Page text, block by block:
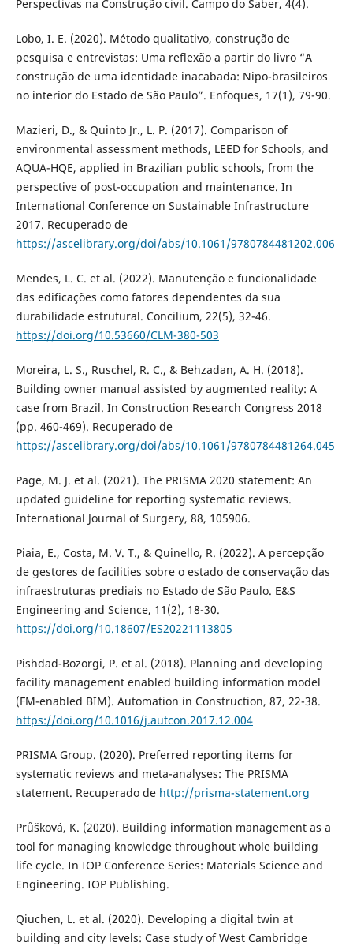
Perspectivas na Construção civil. Campo do Saber, 4(4).
Lobo, I. E. (2020). Método qualitativo, construção de
pesquisa e entrevistas: Uma reflexão a partir do livro “A
construção de uma identidade inacabada: Nipo-brasileiros
no interior do Estado de São Paulo”. Enfoques, 17(1), 79-90.
Mazieri, D., & Quinto Jr., L. P. (2017). Comparison of
environmental assessment methods, LEED for Schools, and
AQUA-HQE, applied in Brazilian public schools, from the
perspective of post-occupation and maintenance. In
International Conference on Sustainable Infrastructure
2017. Recuperado de
https://ascelibrary.org/doi/abs/10.1061/9780784481202.006
Mendes, L. C. et al. (2022). Manutenção e funcionalidade
das edificações como fatores dependentes da sua
durabilidade estrutural. Concilium, 22(5), 32-46.
https://doi.org/10.53660/CLM-380-503
Moreira, L. S., Ruschel, R. C., & Behzadan, A. H. (2018).
Building owner manual assisted by augmented reality: A
case from Brazil. In Construction Research Congress 2018
(pp. 460-469). Recuperado de
https://ascelibrary.org/doi/abs/10.1061/9780784481264.045
Page, M. J. et al. (2021). The PRISMA 2020 statement: An
updated guideline for reporting systematic reviews.
International Journal of Surgery, 88, 105906.
Piaia, E., Costa, M. V. T., & Quinello, R. (2022). A percepção
de gestores de facilities sobre o estado de conservação das
infraestruturas prediais no Estado de São Paulo. E&S
Engineering and Science, 11(2), 18-30.
https://doi.org/10.18607/ES20221113805
Pishdad-Bozorgi, P. et al. (2018). Planning and developing
facility management enabled building information model
(FM-enabled BIM). Automation in Construction, 87, 22-38.
https://doi.org/10.1016/j.autcon.2017.12.004
PRISMA Group. (2020). Preferred reporting items for
systematic reviews and meta-analyses: The PRISMA
statement. Recuperado de http://prisma-statement.org
Průšková, K. (2020). Building information management as a
tool for managing knowledge throughout whole building
life cycle. In IOP Conference Series: Materials Science and
Engineering. IOP Publishing.
Qiuchen, L. et al. (2020). Developing a digital twin at
building and city levels: Case study of West Cambridge